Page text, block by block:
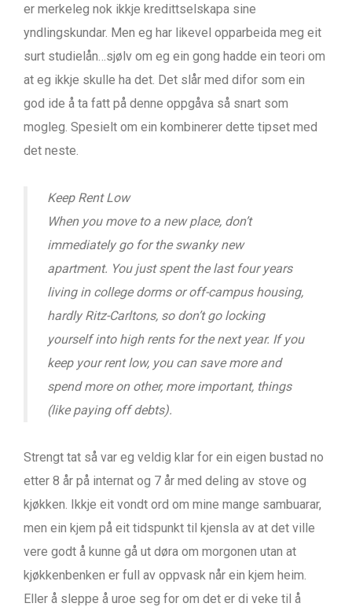
er merkeleg nok ikkje kredittselskapa sine
yndlingskundar. Men eg har likevel opparbeida meg eit
surt studielån…sjølv om eg ein gong hadde ein teori om
at eg ikkje skulle ha det. Det slår med difor som ein
god ide å ta fatt på denne oppgåva så snart som
mogleg. Spesielt om ein kombinerer dette tipset med
det neste.
Keep Rent Low
When you move to a new place, don’t
immediately go for the swanky new
apartment. You just spent the last four years
living in college dorms or off-campus housing,
hardly Ritz-Carltons, so don’t go locking
yourself into high rents for the next year. If you
keep your rent low, you can save more and
spend more on other, more important, things
(like paying off debts).
Strengt tat så var eg veldig klar for ein eigen bustad no
etter 8 år på internat og 7 år med deling av stove og
kjøkken. Ikkje eit vondt ord om mine mange sambuarar,
men ein kjem på eit tidspunkt til kjensla av at det ville
vere godt å kunne gå ut døra om morgonen utan at
kjøkkenbenken er full av oppvask når ein kjem heim.
Eller å sleppe å uroe seg for om det er di veke til å